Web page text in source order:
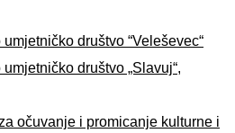
umjetničko društvo “Veleševec“
umjetničko društvo „Slavuj“,
očuvanje i promicanje kulturne i